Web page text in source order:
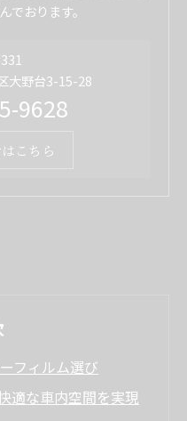
でおります。
大野台3-15-28
9628
こちら
フィルム選び
適な車内空間を実現